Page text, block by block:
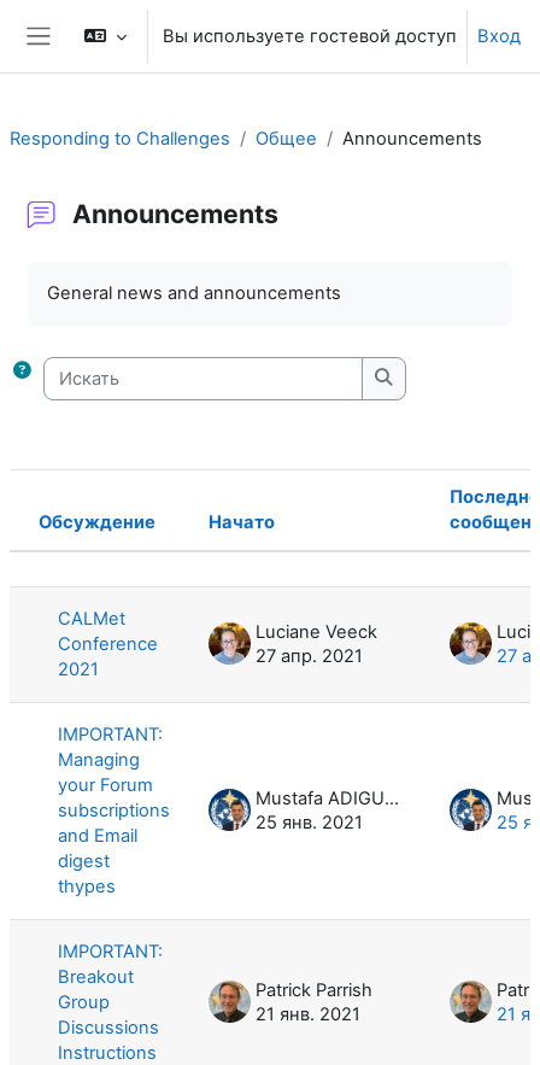
Перейти к основному содержанию
Боковая панель
Вы используете гостевой доступ Вход
Responding to Challenges Общее Announcements
Announcements
General news and announcements
Искать
Искать
Статус
Обсуждение Начато
CALMet
Conference
2021
Luciane Veeck
27 апр. 2021
27
IMPORTANT:
Managing
your Forum
subscriptions
and Email
digest
thypes
Mustafa ADIGUZEL
25 янв. 2021
25
IMPORTANT:
Breakout
Group
Discussions
Instructions
Patrick Parrish
21 янв. 2021
21